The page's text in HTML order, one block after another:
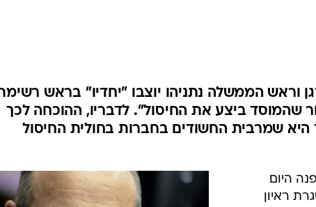
וראש הממשלה נתניהו יוצבו "יחדיו" בראש
שהמוסד ביצע את החיסול". לדבריו, ההוכחה לכך
שמרבית החשודים בחברות בחולית החיסול
היום
ראיון